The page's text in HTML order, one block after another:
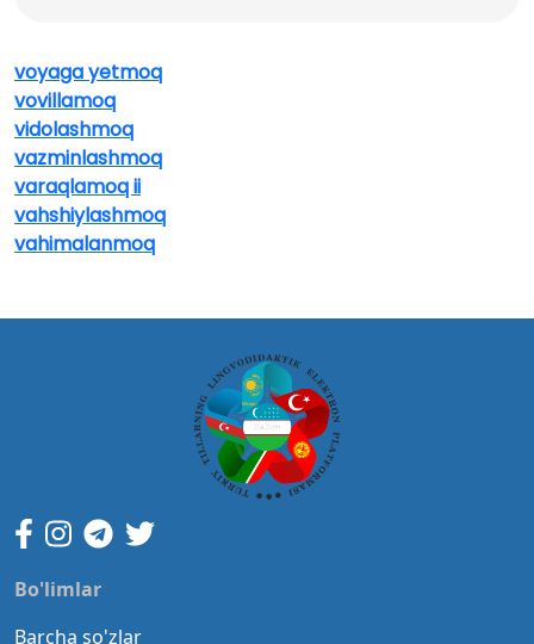
voyaga yetmoq
vovillamoq
vidolashmoq
vazminlashmoq
varaqlamoq ii
vahshiylashmoq
vahimalanmoq
Bo'limlar
Barcha so'zlar